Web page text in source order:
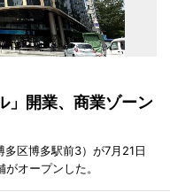
」開業、商業ゾーン
区博多駅前3）が7月21日
オープンした。